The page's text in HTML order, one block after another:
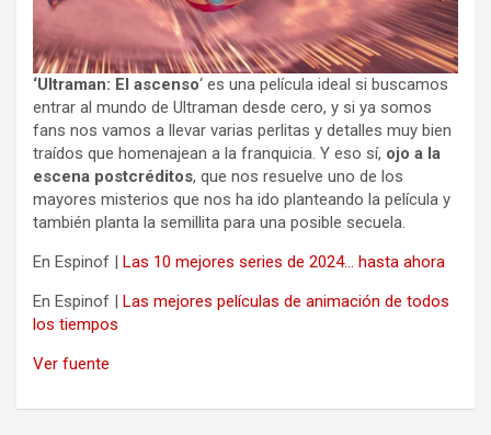
‘Ultraman: El ascenso‘ es una película ideal si buscamos
entrar al mundo de Ultraman desde cero, y si ya somos
fans nos vamos a llevar varias perlitas y detalles muy bien
traídos que homenajean a la franquicia. Y eso sí, ojo a la
escena postcréditos, que nos resuelve uno de los
mayores misterios que nos ha ido planteando la película y
también planta la semillita para una posible secuela.
En Espinof | Las 10 mejores series de 2024… hasta ahora
En Espinof | Las mejores películas de animación de todos
los tiempos
Ver fuente